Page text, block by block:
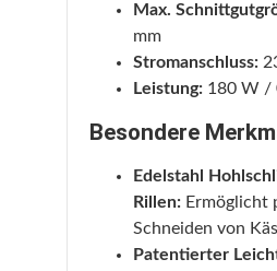
Max.
mm
Stromanschluss:
Leistung:180 W /
Besondere
Edelstahl
Rillen:Ermöglicht
Schneiden von
Patentierter